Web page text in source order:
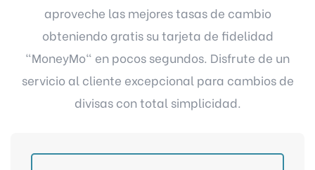
aproveche las mejores tasas de cambio
obteniendo gratis su tarjeta de fidelidad
"MoneyMo" en pocos segundos. Disfrute de un
servicio al cliente excepcional para cambios de
divisas con total simplicidad.